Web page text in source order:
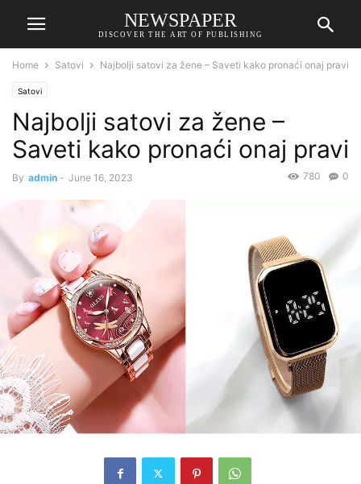
NEWSPAPER
DISCOVER THE ART OF PUBLISHING
Home Satovi Najbolji satovi za žene – Saveti kako pronaći onaj pravi
Satovi
Najbolji satovi za žene –
Saveti kako pronaći onaj pravi
By admin - June 16, 2023 0
780